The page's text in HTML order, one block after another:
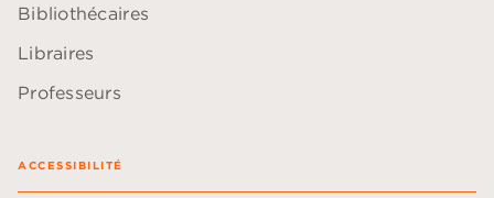
Bibliothécaires
Libraires
Professeurs
ACCESSIBILITÉ